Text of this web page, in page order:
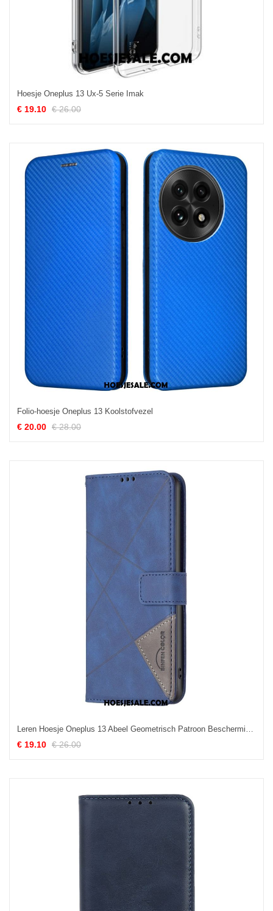
Hoesje Oneplus 13 Ux-5 Serie Imak
€ 19.10 € 26.00
Folio-hoesje Oneplus 13 Koolstofvezel
€ 20.00 € 28.00
Leren Hoesje Oneplus 13 Abeel Geometrisch Patroon Bescherming Hoesje
€ 19.10 € 26.00